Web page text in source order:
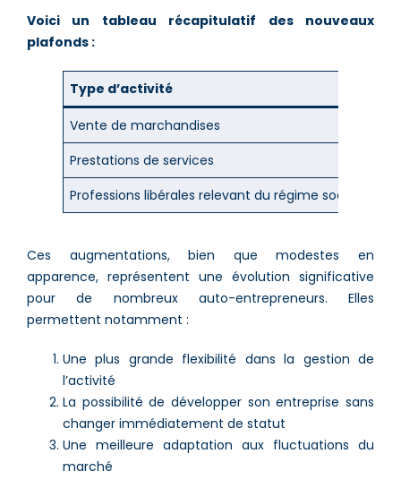
Voici un tableau récapitulatif des nouveaux
plafonds :
Type d’activité
Vente de marchandises
Prestations de services
Professions libérales relevant du régime social des
Ces augmentations, bien que modestes en
apparence, représentent une évolution significative
pour de nombreux auto-entrepreneurs. Elles
permettent notamment :
Une plus grande flexibilité dans la gestion de
l’activité
La possibilité de développer son entreprise sans
changer immédiatement de statut
Une meilleure adaptation aux fluctuations du
marché